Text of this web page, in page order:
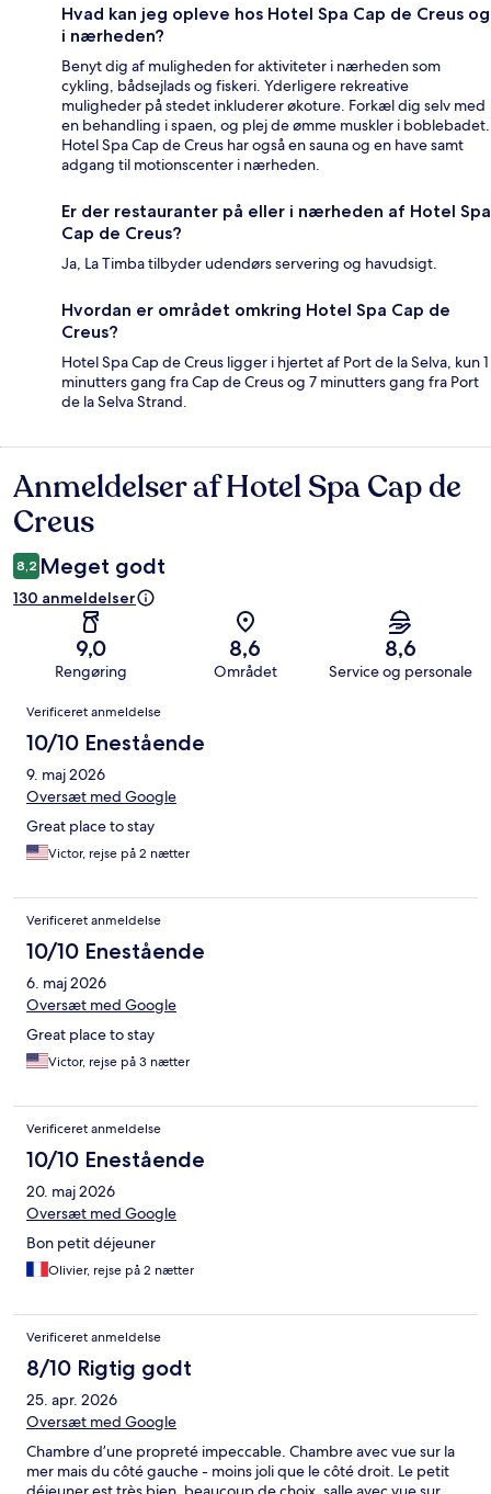
Hvad kan jeg opleve hos Hotel Spa Cap de Creus og
i nærheden?
Benyt dig af muligheden for aktiviteter i nærheden som
cykling, bådsejlads og fiskeri. Yderligere rekreative
muligheder på stedet inkluderer økoture. Forkæl dig selv med
en behandling i spaen, og plej de ømme muskler i boblebadet.
Hotel Spa Cap de Creus har også en sauna og en have samt
adgang til motionscenter i nærheden.
Er der restauranter på eller i nærheden af Hotel Spa
Cap de Creus?
Ja, La Timba tilbyder udendørs servering og havudsigt.
Hvordan er området omkring Hotel Spa Cap de
Creus?
Hotel Spa Cap de Creus ligger i hjertet af Port de la Selva, kun 1
minutters gang fra Cap de Creus og 7 minutters gang fra Port
de la Selva Strand.
Anmeldelser
Anmeldelser af Hotel Spa Cap de
Creus
8,2 Meget godt
130 anmeldelser
9,0
Rengøring
8,6
Området
8,6
Service og personale
Anmeldelser
Verificeret anmeldelse
10/10 Enestående
9. maj 2026
Oversæt med Google
Great place to stay
Victor, rejse på 2 nætter
Verificeret anmeldelse
10/10 Enestående
6. maj 2026
Oversæt med Google
Great place to stay
Victor, rejse på 3 nætter
Verificeret anmeldelse
10/10 Enestående
20. maj 2026
Oversæt med Google
Bon petit déjeuner
Olivier, rejse på 2 nætter
Verificeret anmeldelse
8/10 Rigtig godt
25. apr. 2026
Oversæt med Google
Chambre d’une propreté impeccable. Chambre avec vue sur la
mer mais du côté gauche - moins joli que le côté droit. Le petit